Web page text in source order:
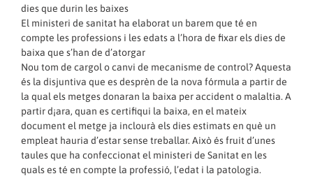
dies que durin les baixes
El ministeri de sanitat ha elaborat un barem que té en
compte les professions i les edats a l’hora de fixar els dies de
baixa que s’han de d’atorgar
Nou tom de cargol o canvi de mecanisme de control? Aquesta
és la disjuntiva que es desprèn de la nova fórmula a partir de
la qual els metges donaran la baixa per accident o malaltia. A
partir d¡ara, quan es certifiqui la baixa, en el mateix
document el metge ja inclourà els dies estimats en què un
empleat hauria d’estar sense treballar. Això és fruit d’unes
taules que ha confeccionat el ministeri de Sanitat en les
quals es té en compte la professió, l’edat i la patologia.